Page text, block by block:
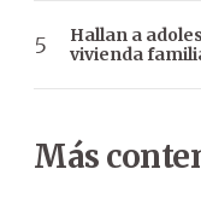
Hallan a
vivienda
Más